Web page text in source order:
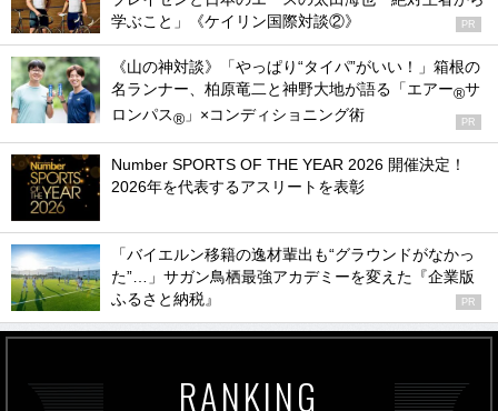
学ぶこと」《ケイリン国際対談②》
PR
《山の神対談》「やっぱり“タイパ”がいい！」箱根の
名ランナー、柏原竜二と神野大地が語る「エアー®サ
ロンパス® 」×コンディショニング術 PR
Number SPORTS OF THE YEAR 2026 開催決定！
2026年を代表するアスリートを表彰
「バイエルン移籍の逸材輩出も“グラウンドがなかっ
た”…」サガン鳥栖最強アカデミーを変えた『企業版
ふるさと納税』
PR
RANKING